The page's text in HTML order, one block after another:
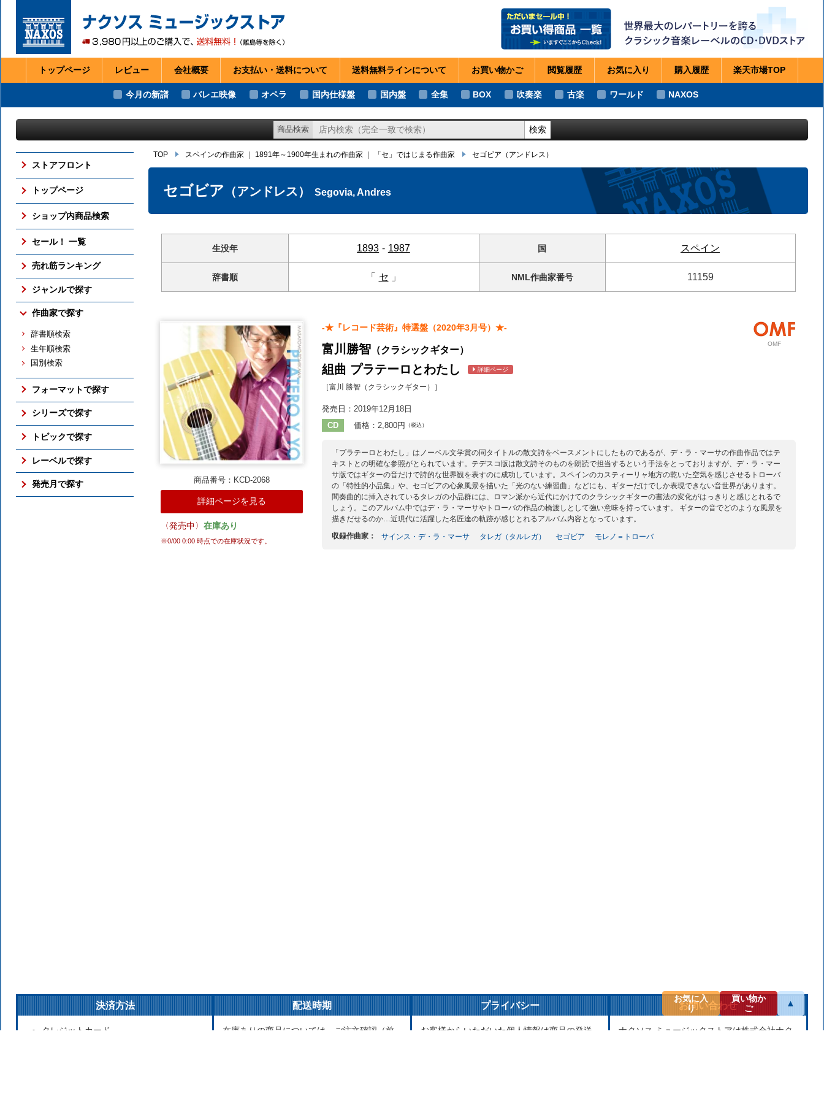
トップページ レビュー 会社概要 お支払い・送料について 送料無料ラインについて お買い物かご 閲覧履歴 お気に 入り 購入履歴 楽天市場TOP
今月の新譜 バレエ映像 オペラ 国内仕様盤 国内盤 全集 BOX 吹奏楽 古楽 ワールド NAXOS
商品検索 検索
ストアフロント
トップページ
ショップ内商品検索
セール！ 一覧
売れ筋ランキング
売れ筋の新譜
売れ筋のCD
売れ筋の映像メディア
売れ筋の交響曲
売れ筋のバレエ（映像）
売れ筋のピアノ
総合（上位300件）
予約ランキング
すべての売れ筋ランキング
ジャンルで探す
交響曲
協奏曲
室内楽曲
ピアノ曲
オペラ
吹奏楽
すべてのジャンル
作曲家で探す
辞書順検索
生年順検索
国別検索
フォーマットで探す
ボックス・セット
SACD
DVD / Blu-ray
フォーマットのTOP
シリーズで探す
アメリカン・クラシックス
ナクソス・ヒストリカル
期待の新進演奏家
シリーズのTOP
トピックで探す
さまざまな全集
国内仕様輸入盤
国内レーベル盤
レーベルで探す
NAXOS
ORFEO
発売月で探す
TOP スペインの作曲家 ｜ 1891年～1900年生まれの作曲家 ｜ 「セ」ではじまる作曲家 セゴビア （アンドレス）
セゴビア （アンドレス） Segovia, Andres
生没年 1893 - 1987 国 スペイン
辞書順 「 セ 」 NML作曲家番号 11159
OMF
商品番号：KCD-2068
詳細ページを見る
〈発売中〉在庫あり
※0/00 0:00 時点での在庫状況です。
-★『レコード芸術』特選盤（2020年3月号）★-
富川勝智 （クラシックギター）
組曲 プラテーロとわたし 詳細ページ
［富川 勝智（クラシックギター）］
発売日：2019年12月18日
CD
価格：2,800円 （税込）
「プラテーロとわたし」はノーベル文学賞の同タイトルの散文詩をベースメントにしたものであるが、デ・ラ・マーサの作曲作品ではテ
キストとの明確な参照がとられています。テデスコ版は散文詩そのものを朗読で担当するという手法をとっておりますが、デ・ラ・マー
サ版ではギターの音だけで詩的な世界観を表すのに成功しています。スペインのカスティーリャ地方の乾いた空気を感じさせるトローバ
の「特性的小品集」や、セゴビアの心象風景を描いた「光のない練習曲」などにも、ギターだけでしか表現できない音世界があります。
間奏曲的に挿入されているタレガの小品群には、ロマン派から近代にかけてのクラシックギターの書法の変化がはっきりと感じとれるで
しょう。このアルバム中ではデ・ラ・マーサやトローバの作品の橋渡しとして強い意味を持っています。 ギターの音でどのような風景を
描きだせるのか…近現代に活躍した名匠達の軌跡が感じとれるアルバム内容となっています。
収録作曲家：
サインス・デ・ラ・マーサ タレガ（タルレガ） セゴビア モレノ＝トローバ
決済方法
クレジットカード
配送時期
在庫ありの商品については、ご注文確認（前
プライバシー
お客様からいただいた個人情報は商品の発送
お問い合わせ
ナクソス ミュージックストアは株式会社ナク
お気に入
り
買い物か
ご
▲